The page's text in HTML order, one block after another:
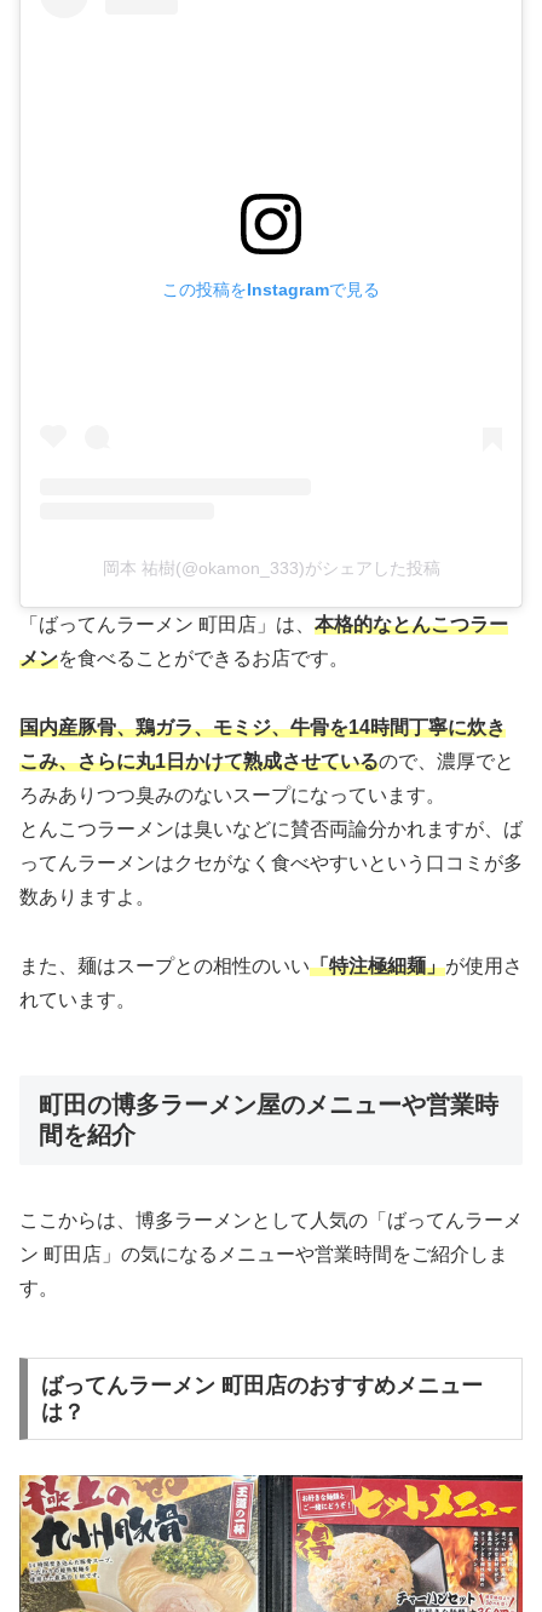
この投稿をInstagramで見る
岡本 祐樹(@okamon_333)がシェアした投稿
「ばってんラーメン 町田店」は、 本格的なとんこつラー
メンを食べることができるお店です。
国内産豚骨、鶏ガラ、モミジ、牛骨を14時間丁寧に炊き
こみ、さらに丸1日かけて熟成させているので、濃厚でと
ろみありつつ臭みのないスープになっています。
とんこつラーメンは臭いなどに賛否両論分かれますが、ば
ってんラーメンはクセがなく食べやすいという口コミが多
数ありますよ。
また、麺はスープとの相性のいい「特注極細麺」が使用さ
れています。
町田の博多ラーメン屋のメニューや営業時
間を紹介
ここからは、博多ラーメンとして人気の「ばってんラーメ
ン 町田店」の気になるメニューや営業時間をご紹介しま
す。
ばってんラーメン 町田店のおすすめメニュー
は？